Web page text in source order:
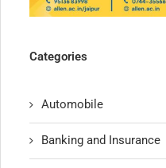
Categories
Automobile
Banking and Insurance